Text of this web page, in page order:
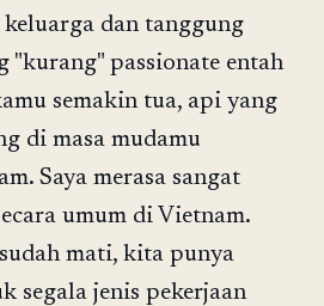
dan tanggung
"kurang" passionate entah
semakin tua, api yang
di masa mudamu
Saya merasa sangat
umum di Vietnam.
mati, kita punya
segala jenis pekerjaan